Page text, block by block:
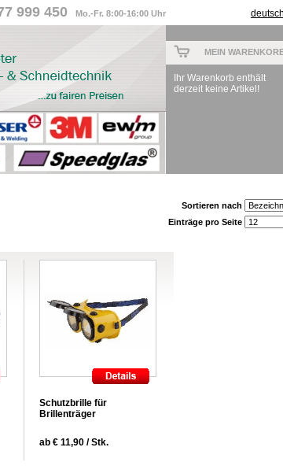
999 450 Mo.-Fr. 8:00-16:00 Uhr deutsch
MEIN
Ihr Warenkorb enthält
derzeit keine Artikel!
Sortieren nach
Einträge pro Seite
Schutzbrille für
Brillenträger
ab € 11,90 / Stk.